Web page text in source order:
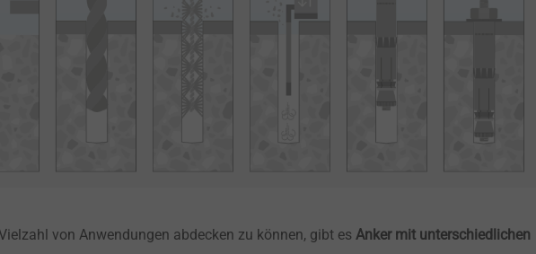
von Anwendungen abdecken zu können, gibt es Anker mit unterschiedlichen